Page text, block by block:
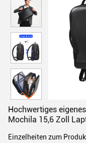
Hochwertiges
Mochila 15,6 Zoll
Einzelheiten zum